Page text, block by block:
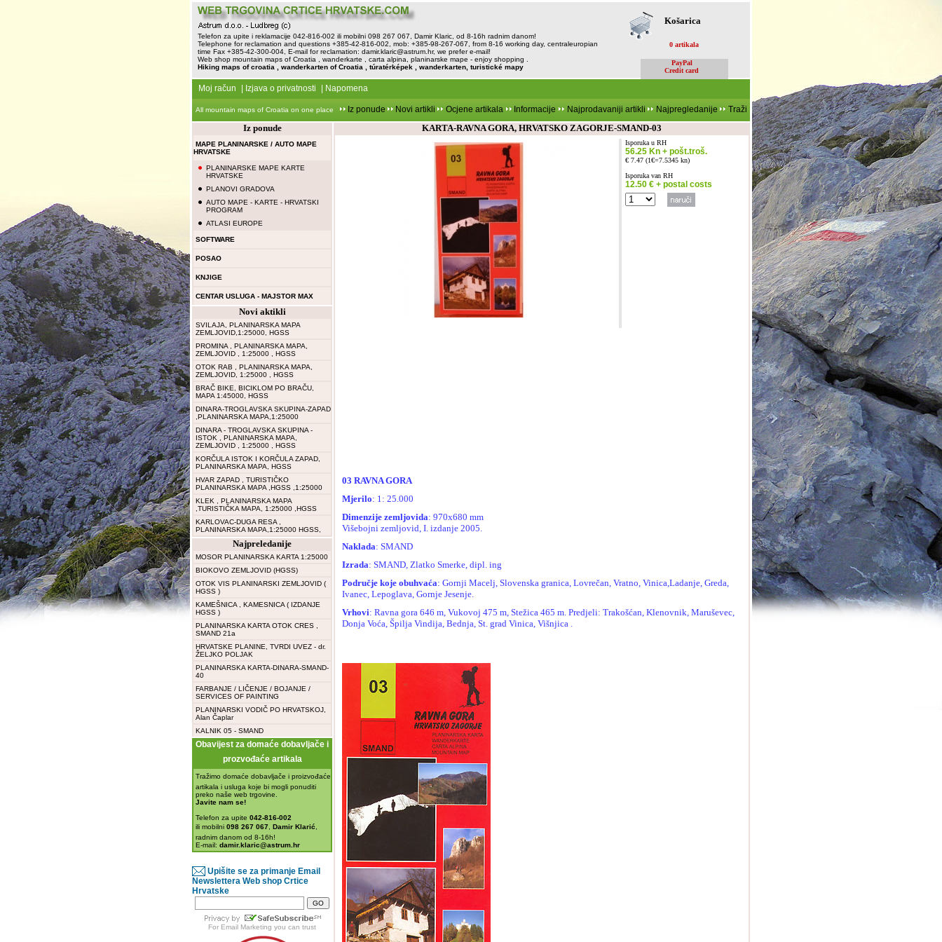
Telefon za upite i reklamacije 042-816-002 ili mobilni 098 267 067, Damir Klaric, od 8-16h radnim danom!
Telephone for reclamation and questions +385-42-816-002, mob: +385-98-267-067, from 8-16 working day, centraleuropian
time Fax +385-42-300-004, E-mail for reclamation: damir.klaric@astrum.hr, we prefer e-mail!
Web shop mountain maps of Croatia , wanderkarte , carta alpina, planinarske mape - enjoy shopping .
Hiking maps of croatia , wanderkarten of Croatia , túratérképek , wanderkarten, turistické mapy
Košarica
0 artikala
PayPal
Credit card
Moj račun Izjava o privatnosti Napomena
All mountain maps of Croatia on one place Iz ponude Novi artikli Ocjene artikala Informacije Najprodavaniji artikli Najpregledanije Traži
Iz ponude
MAPE PLANINARSKE / AUTO MAPE
HRVATSKE
PLANINARSKE MAPE KARTE
HRVATSKE
PLANOVI GRADOVA
AUTO MAPE - KARTE - HRVATSKI
PROGRAM
ATLASI EUROPE
SOFTWARE
POSAO
KNJIGE
CENTAR USLUGA - MAJSTOR MAX
Novi aktikli
SVILAJA, PLANINARSKA MAPA
ZEMLJOVID,1:25000, HGSS
PROMINA , PLANINARSKA MAPA,
ZEMLJOVID , 1:25000 , HGSS
OTOK RAB , PLANINARSKA MAPA,
ZEMLJOVID, 1:25000 , HGSS
BRAČ BIKE, BICIKLOM PO BRAČU,
MAPA 1:45000, HGSS
DINARA-TROGLAVSKA SKUPINA-ZAPAD
,PLANINARSKA MAPA,1:25000
DINARA - TROGLAVSKA SKUPINA -
ISTOK , PLANINARSKA MAPA,
ZEMLJOVID , 1:25000 , HGSS
KORČULA ISTOK I KORČULA ZAPAD,
PLANINARSKA MAPA, HGSS
HVAR ZAPAD , TURISTIČKO
PLANINARSKA MAPA ,HGSS ,1:25000
KLEK , PLANINARSKA MAPA
,TURISTIČKA MAPA, 1:25000 ,HGSS
KARLOVAC-DUGA RESA ,
PLANINARSKA MAPA,1:25000 HGSS,
Najpreledanije
MOSOR PLANINARSKA KARTA 1:25000
BIOKOVO ZEMLJOVID (HGSS)
OTOK VIS PLANINARSKI ZEMLJOVID (
HGSS )
KAMEŠNICA , KAMESNICA ( IZDANJE
HGSS )
PLANINARSKA KARTA OTOK CRES ,
SMAND 21a
HRVATSKE PLANINE, TVRDI UVEZ - dr.
ŽELJKO POLJAK
PLANINARSKA KARTA-DINARA-SMAND-
40
FARBANJE / LIČENJE / BOJANJE /
SERVICES OF PAINTING
PLANINARSKI VODIČ PO HRVATSKOJ,
Alan Čaplar
KALNIK 05 - SMAND
Obavijest za domaće dobavljače i
prozvođaće artikala
Tražimo domaće dobavljače i proizvođaće
artikala i usluga koje bi mogli ponuditi
preko naše web trgovine.
Javite nam se!
Telefon za upite 042-816-002
ili mobilni 098 267 067 Damir Klarić
radnim danom od 8-16h!
E-mail: damir.klaric@astrum.hr
Upišite se za primanje Email
Newslettera Web shop Crtice
Hrvatske
For Email Marketing you can trust
KARTA-RAVNA GORA, HRVATSKO ZAGORJE-SMAND-03
Isporuka u RH
56.25 Kn + pošt.troš.
€ 7.47 (1€=7.5345 kn)
Isporuka van RH
12.50 € + postal costs
03 RAVNA GORA
Mjerilo: 1: 25.000
Dimenzije zemljovida: 970x680 mm
Višebojni zemljovid, I. izdanje 2005.
Naklada: SMAND
Izrada: SMAND, Zlatko Smerke, dipl. ing
Područje koje obuhvaća: Gornji Macelj, Slovenska granica, Lovrečan, Vratno, Vinica,Ladanje, Greda,
Ivanec, Lepoglava, Gornje Jesenje.
Vrhovi: Ravna gora 646 m, Vukovoj 475 m, Stežica 465 m. Predjeli: Trakošćan, Klenovnik, Maruševec,
Donja Voća, Špilja Vindija, Bednja, St. grad Vinica, Višnjica .